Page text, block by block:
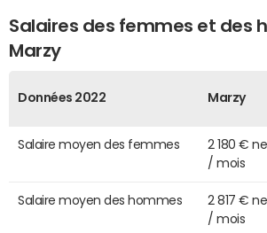
Salaires des femmes et des
Marzy
Données 2022 Marzy
Salaire moyen des femmes
2 180 €
/ mois
Salaire moyen des hommes
2 817 €
/ mois